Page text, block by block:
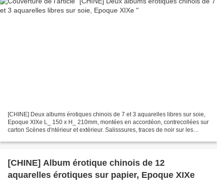
[CHINE] Deux albums érotiques chinois de 7 et 3 aquarelles libres sur soie,
Epoque XIXe L_ 150 x H_ 210mm, montées en accordéon, contrecollées sur
carton Scènes d'ntérieur et extérieur. Salisssures, traces de noir sur les
[CHINE] Album érotique chinois de 12
aquarelles érotiques sur papier, Epoque XIXe